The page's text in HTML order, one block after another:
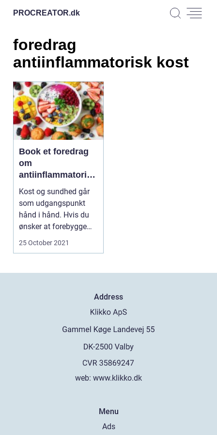
PROCREATOR.dk
foredrag
antiinflammatorisk kost
Book et foredrag
om
antiinflammatorisk
kost
Kost og sundhed går
som udgangspunkt
hånd i hånd. Hvis du
ønsker at forebygge
livsstilssygdomme og
25 October 2021
Address
web: www.klikko.dk
Menu
Ads